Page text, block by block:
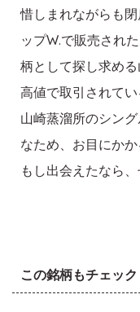
惜しまれながらも
ップW.で販売され
柄として探し求め
高値で取引されてい
山崎蒸溜所のシン
なため、お目にかか
もし出会えたなら
この銘柄もチェック